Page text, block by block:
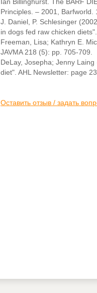
Principles. – 2001, Barfworld.
J. Daniel, P. Schlesinger
in dogs fed raw chicken
Freeman, Lisa; Kathryn E.
JAVMA 218 (5): pp. 705-709.
DeLay, Josepha; Jenny
diet". AHL Newsletter: page
Оставить отзыв / задать